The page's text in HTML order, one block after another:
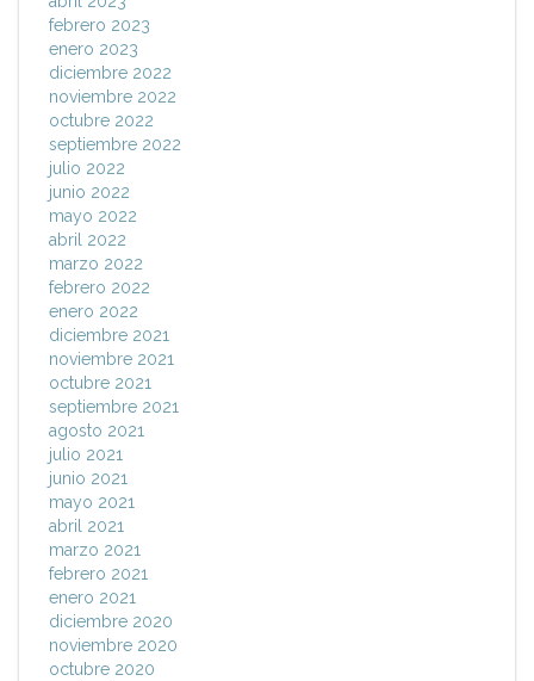
febrero 2023
enero 2023
diciembre 2022
noviembre 2022
octubre 2022
septiembre 2022
julio 2022
junio 2022
mayo 2022
abril 2022
marzo 2022
febrero 2022
enero 2022
diciembre 2021
noviembre 2021
octubre 2021
septiembre 2021
agosto 2021
julio 2021
junio 2021
mayo 2021
abril 2021
marzo 2021
febrero 2021
enero 2021
diciembre 2020
noviembre 2020
octubre 2020